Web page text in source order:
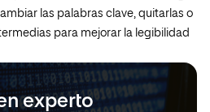
las palabras clave, quitarlas o
para mejorar la legibilidad
experto